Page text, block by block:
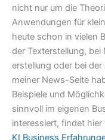
nicht nur um die
Anwendungen für
heute schon in vielen
der Texterstellung,
erstellung oder bei
meiner News-Seite
Beispiele und
sinnvoll im eigenen
interessiert, findet
KI Business